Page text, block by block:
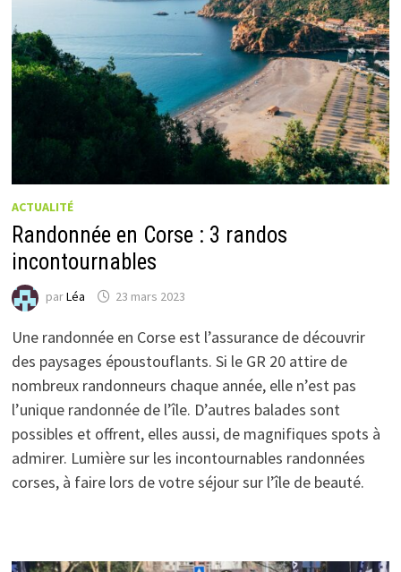
ACTUALITÉ
Randonnée en Corse : 3 randos
incontournables
parLéa 23 mars 2023
Une randonnée en Corse est l’assurance de découvrir
des paysages époustouflants. Si le GR 20 attire de
nombreux randonneurs chaque année, elle n’est pas
l’unique randonnée de l’île. D’autres balades sont
possibles et offrent, elles aussi, de magnifiques spots à
admirer. Lumière sur les incontournables randonnées
corses, à faire lors de votre séjour sur l’île de beauté.